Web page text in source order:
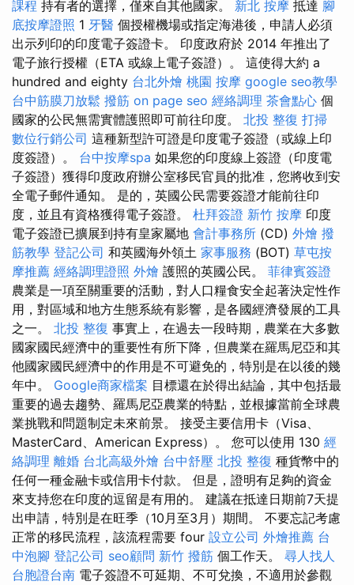
課程 持有者的選擇，僅來自其他國家。 新北 按摩 抵達 腳
底按摩證照 1 牙醫 個授權機場或指定海港後，申請人必須
出示列印的印度電子簽證卡。 印度政府於 2014 年推出了
電子旅行授權（ETA 或線上電子簽證）。 這使得大約 a
hundred and eighty 台北外燴 桃園 按摩 google seo教學
台中筋膜刀放鬆 撥筋 on page seo 經絡調理 茶會點心 個
國家的公民無需實體護照即可前往印度。 北投 整復 打掃
數位行銷公司 這種新型許可證是印度電子簽證（或線上印
度簽證）。 台中按摩spa 如果您的印度線上簽證（印度電
子簽證）獲得印度政府辦公室移民官員的批准，您將收到安
全電子郵件通知。 是的，英國公民需要簽證才能前往印
度，並且有資格獲得電子簽證。 杜拜簽證 新竹 按摩 印度
電子簽證已擴展到持有皇家屬地 會計事務所 (CD) 外燴 撥
筋教學 登記公司 和英國海外領土 家事服務 (BOT) 草屯按
摩推薦 經絡調理證照 外燴 護照的英國公民。 菲律賓簽證
農業是一項至關重要的活動，對人口糧食安全起著決定性作
用，對區域和地方生態系統有影響，是各國經濟發展的工具
之一。 北投 整復 事實上，在過去一段時期，農業在大多數
國家國民經濟中的重要性有所下降，但農業在羅馬尼亞和其
他國家國民經濟中的作用是不可避免的，特別是在以後的幾
年中。 Google商家檔案 目標還在於得出結論，其中包括最
重要的過去趨勢、羅馬尼亞農業的特點，並根據當前全球農
業挑戰和問題制定未來前景。 接受主要信用卡（Visa、
MasterCard、American Express）。 您可以使用 130 經
絡調理 離婚 台北高級外燴 台中舒壓 北投 整復 種貨幣中的
任何一種金融卡或信用卡付款。 但是，證明有足夠的資金
來支持您在印度的逗留是有用的。 建議在抵達日期前7天提
出申請，特別是在旺季（10月至3月）期間。 不要忘記考慮
正常的移民流程，該流程需要 four 設立公司 外燴推薦 台
中泡腳 登記公司 seo顧問 新竹 撥筋 個工作天。 尋人找人
台胞證台南 電子簽證不可延期、不可兌換，不適用於參觀